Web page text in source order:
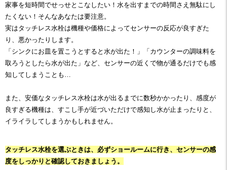
家事を短時間でせっせとこなしたい！水を出すまでの時間さえ無駄にし
たくない！そんなあなたは要注意。
実はタッチレス水栓は機種や価格によってセンサーの反応が良すぎた
り、悪かったりします。
「シンクにお皿を置こうとすると水が出た！」「カウンターの調味料を
取ろうとしたら水が出た」など、センサーの近くで物が通るだけでも感
知してしまうことも…
また、安価なタッチレス水栓は水が出るまでに数秒かかったり、感度が
良すぎる機種は、すこし手が近づいただけで感知し水が止まったりと、
イライラしてしまうかもしれません。
タッチレス水栓を選ぶときは、必ずショールームに行き、センサーの感
度をしっかりと確認しておきましょう。